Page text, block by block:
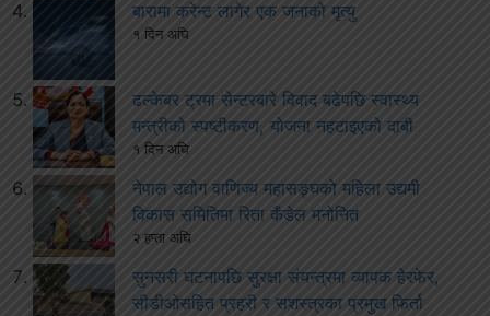
बारामा करेन्ट लागेर एक जनाको मृत्यु
१ दिन अघि
ढल्केबर ट्रमा सेन्टरबारे विवाद बढेपछि स्वास्थ्य
मन्त्रीको स्पष्टीकरण, योजना नहटाइएको दाबी
१ दिन अघि
नेपाल उद्योग वाणिज्य महासङ्घको महिला उद्यमी
विकास समितिमा रिता कँडेल मनोनित
२ हप्ता अघि
सुनसरी घटनापछि सुरक्षा संयन्त्रमा व्यापक हेरफेर,
सीडीओसहित प्रहरी र सशस्त्रका प्रमुख फिर्ता